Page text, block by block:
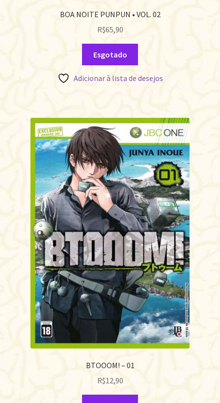
BOA NOITE PUNPUN • VOL. 02
R$65,90
Esgotado
Adicionar à lista de desejos
BTOOOM! – 01
R$12,90